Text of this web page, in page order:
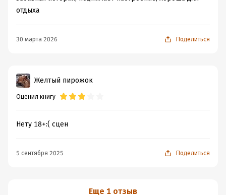
отдыха
30 марта 2026 Поделиться
Желтый пирожок
Оценил книгу
Нету 18+:( сцен
5 сентября 2025 Поделиться
Еще 1 отзыв